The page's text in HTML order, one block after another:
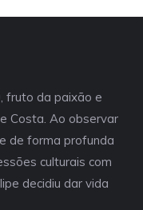
fruto da paixão e
Costa. Ao observar
de forma profunda
culturais com
decidiu dar vida